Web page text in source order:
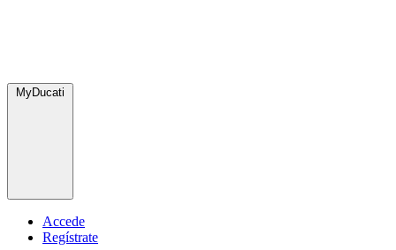
MyDucati
Accede
Regístrate